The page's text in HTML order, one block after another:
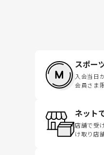
スポー
入会当日
会員さま
ネット
店舗で受
け取り店